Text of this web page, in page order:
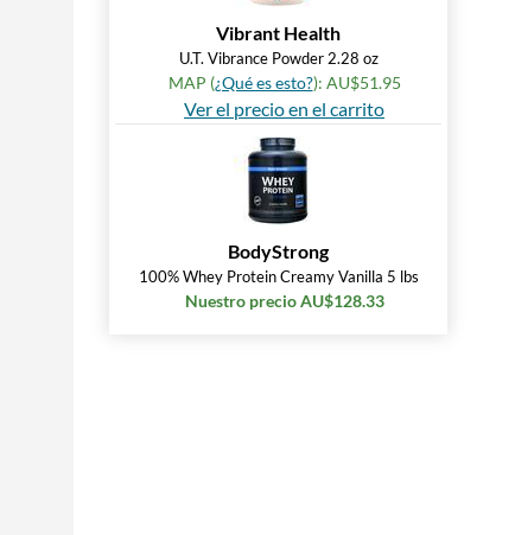
Vibrant Health
U.T. Vibrance Powder 2.28 oz
MAP (¿Qué es esto?): AU$51.95
Ver el precio en el carrito
BodyStrong
100% Whey Protein Creamy Vanilla 5 lbs
Nuestro precio AU$128.33